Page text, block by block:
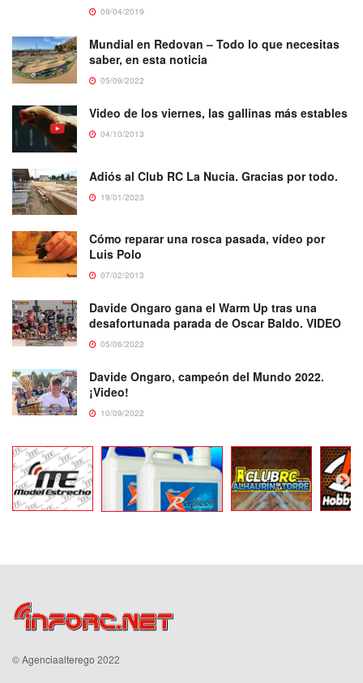
09/04/2019
Mundial en Redovan – Todo lo que necesitas
saber, en esta noticia
05/09/2022
Video de los viernes, las gallinas más estables
04/10/2013
Adiós al Club RC La Nucia. Gracias por todo.
19/01/2023
Cómo reparar una rosca pasada, vídeo por
Luis Polo
07/02/2013
Davide Ongaro gana el Warm Up tras una
desafortunada parada de Oscar Baldo. VIDEO
05/06/2022
Davide Ongaro, campeón del Mundo 2022.
¡Video!
10/09/2022
©Agenciaalterego 2022